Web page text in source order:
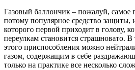
Газовый баллончик – пожалуй, самое
потому популярное средство защиты,
которого первой приходит в голову,
переулкам становится страшновато.
этого приспособления можно
газом, содержащим в себе
только на практике все несколько